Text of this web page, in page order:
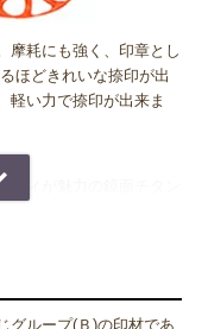
摩耗にも強く、印章とし
ほどきれいな捺印が出
軽い力で捺印が出来ま
ディが魅力の鏡面チタン
沢が蘇ります。
グループ(Ｂ)の印材であ